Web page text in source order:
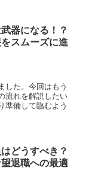
器になる！？
スムーズに進
した。今回はもう
流れを解説したい
準備して臨むよう
どうすべき？
退職への最適